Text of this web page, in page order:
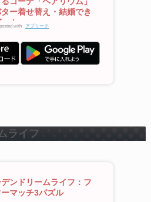
ー着せ替え・結婚でき
ム
posted with アプリーチ
ライフ
ンドリームライフ：フ
マッチ3パズル